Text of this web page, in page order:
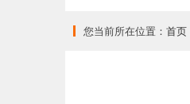
您当前所在位置： 首页